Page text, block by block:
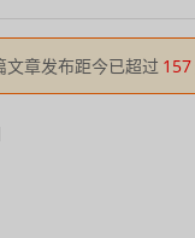
文章发布距今已超过 157